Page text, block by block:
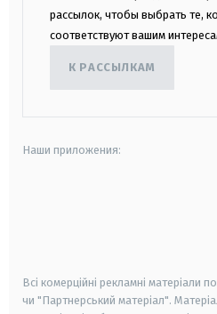
рассылок, чтобы выбрать те,
соответствуют вашим
К РАССЫЛКАМ
Наши приложения:
Всі комерційні рекламні матеріали
чи "Партнерський матеріал".